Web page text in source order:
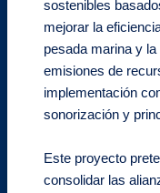
sostenibles
mejorar la
pesada marina y
emisiones de
implementación
sonorización y
Este proyecto
consolidar las